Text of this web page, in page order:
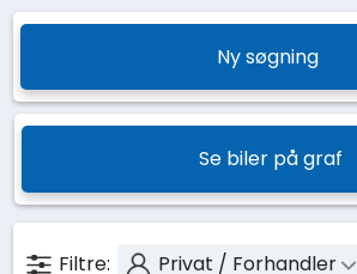
Ny søgning
Se biler på graf
Filtre:
Privat / Forhandler